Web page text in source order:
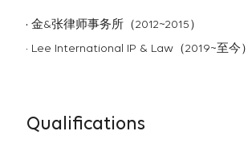
金&张律师事务所（2012~2015）
Lee International IP & Law（2019~至今）
Qualifications